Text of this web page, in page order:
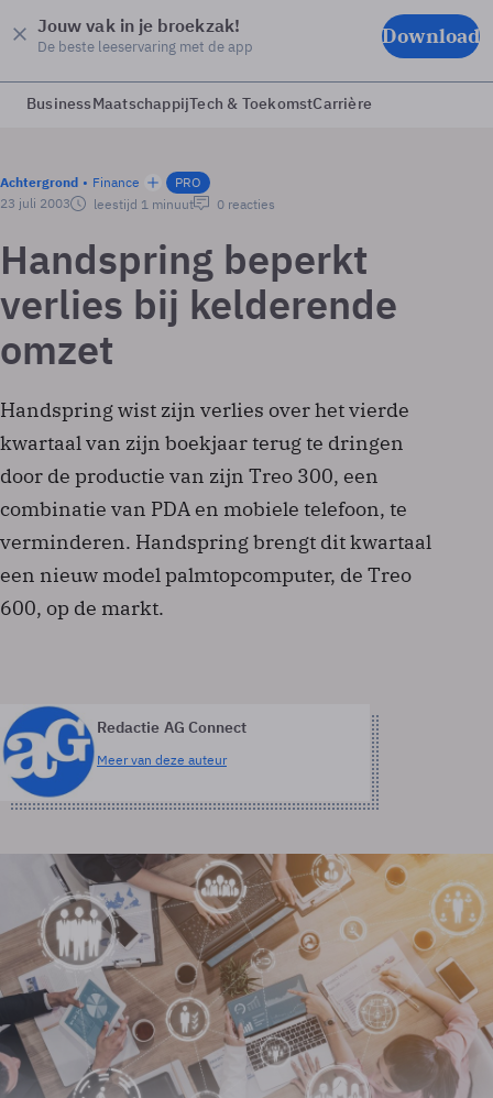
Jouw vak in je broekzak!
De beste leeservaring met de app Download
BusinessMaatschappijTech & ToekomstCarrière
Achtergrond Finance
PRO
23 juli 2003
leestijd 1 minuut 0 reacties
Handspring beperkt
verlies bij kelderende
omzet
Handspring wist zijn verlies over het vierde
kwartaal van zijn boekjaar terug te dringen
door de productie van zijn Treo 300, een
combinatie van PDA en mobiele telefoon, te
verminderen. Handspring brengt dit kwartaal
een nieuw model palmtopcomputer, de Treo
600, op de markt.
Redactie AG Connect
Meer van deze auteur